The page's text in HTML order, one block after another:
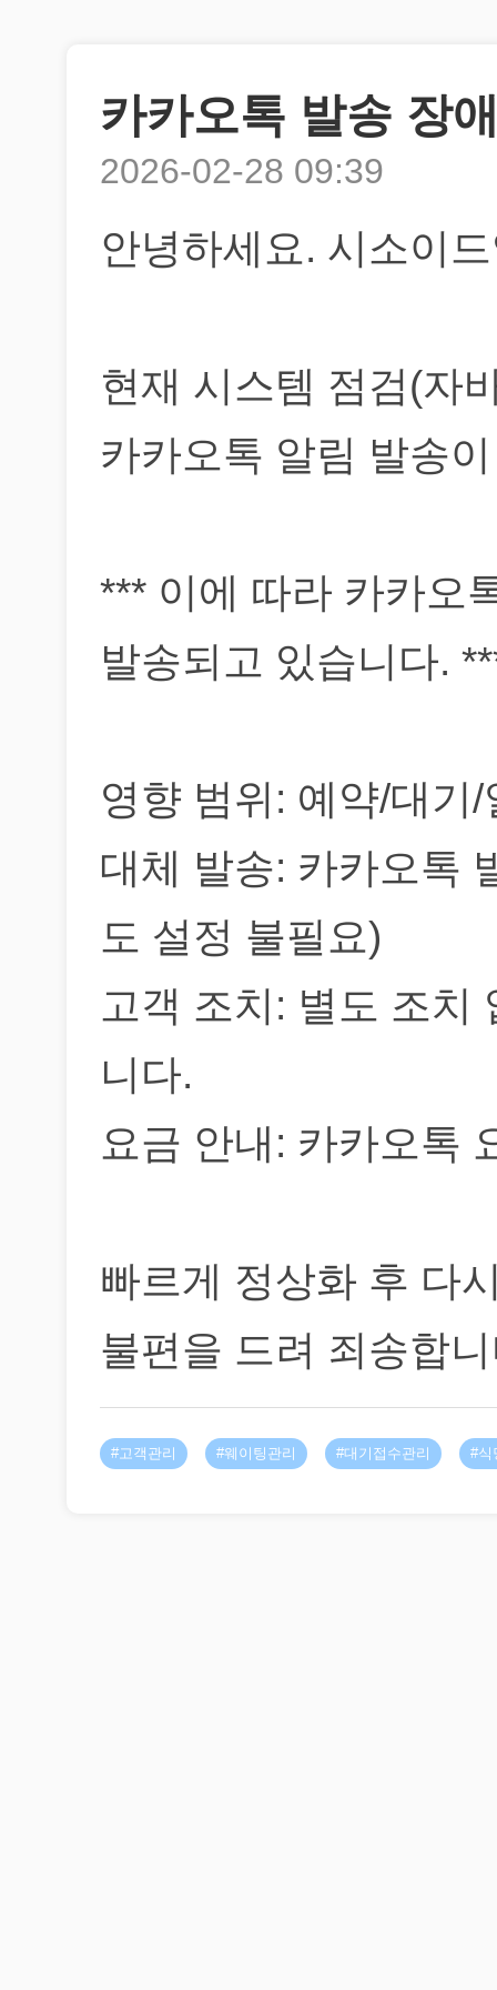
카카오톡 발송 장
2026-02-28 09:39
안녕하세요. 시소이
현재 시스템 점검(자
카카오톡 알림 발송
*** 이에 따라 카카오
발송되고 있습니다.
영향 범위: 예약/대기
대체 발송: 카카오톡
도 설정 불필요)
고객 조치: 별도 조치
니다.
요금 안내: 카카오톡
빠르게 정상화 후 다
불편을 드려 죄송합
#고객관리 #웨이팅관리 #대기접수관리 #식